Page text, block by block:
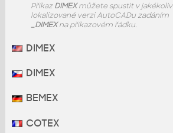
PříkazDIMEXmůžete spustit v jakékoliv
lokalizované verzi AutoCADu zadáním
_DIMEXna příkazovém řádku.
DIMEX
DIMEX
BEMEX
COTEX